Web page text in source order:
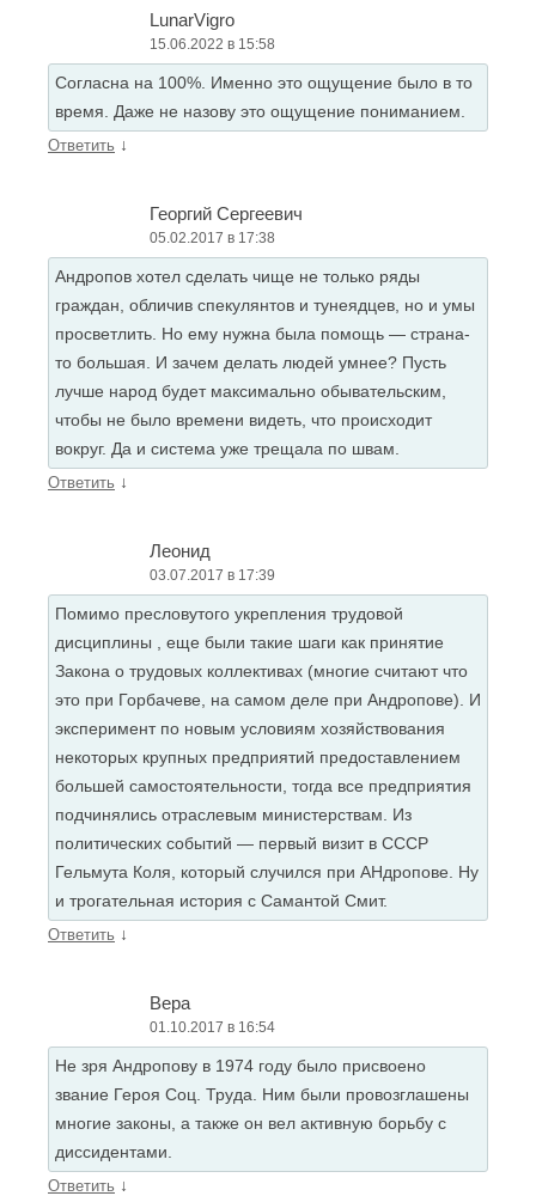
LunarVigro
15.06.2022 в 15:58
Согласна на 100%. Именно это ощущение было в то
время. Даже не назову это ощущение пониманием.
Ответить ↓
Георгий Сергеевич
05.02.2017 в 17:38
Андропов хотел сделать чище не только ряды
граждан, обличив спекулянтов и тунеядцев, но и умы
просветлить. Но ему нужна была помощь — страна-
то большая. И зачем делать людей умнее? Пусть
лучше народ будет максимально обывательским,
чтобы не было времени видеть, что происходит
вокруг. Да и система уже трещала по швам.
Ответить ↓
Леонид
03.07.2017 в 17:39
Помимо пресловутого укрепления трудовой
дисциплины , еще были такие шаги как принятие
Закона о трудовых коллективах (многие считают что
это при Горбачеве, на самом деле при Андропове). И
эксперимент по новым условиям хозяйствования
некоторых крупных предприятий предоставлением
большей самостоятельности, тогда все предприятия
подчинялись отраслевым министерствам. Из
политических событий — первый визит в СССР
Гельмута Коля, который случился при АНдропове. Ну
и трогательная история с Самантой Смит.
Ответить ↓
Вера
01.10.2017 в 16:54
Не зря Андропову в 1974 году было присвоено
звание Героя Соц. Труда. Ним были провозглашены
многие законы, а также он вел активную борьбу с
диссидентами.
Ответить ↓